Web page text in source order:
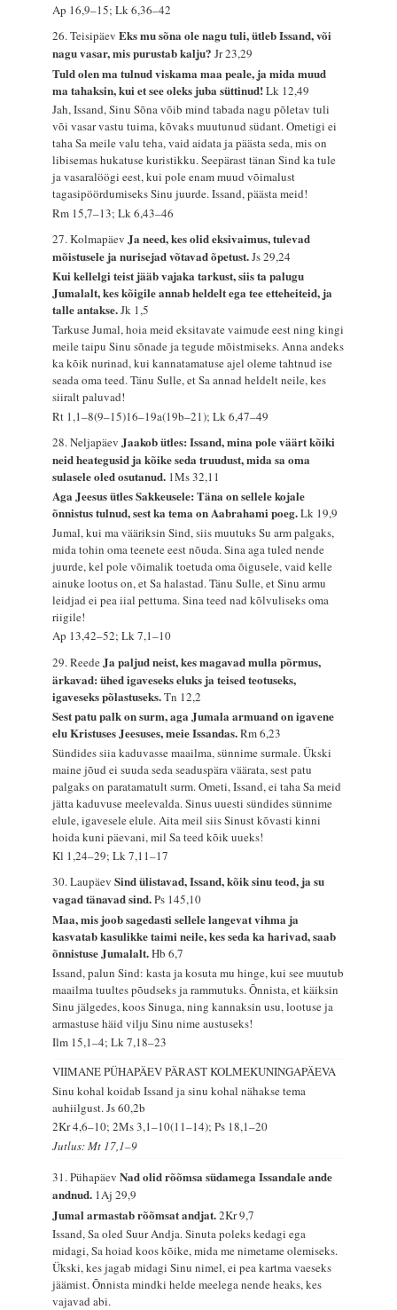
Ap 16,9–15; Lk 6,36–42
26. TeisipäevEks mu sõna ole nagu tuli, ütleb Issand, või
nagu vasar, mis purustab kalju?Jr 23,29
Tuld olen ma tulnud viskama maa peale, ja mida muud
ma tahaksin, kui et see oleks juba süttinud!Lk 12,49
Jah, Issand, Sinu Sõna võib mind tabada nagu põletav tuli
või vasar vastu tuima, kõvaks muutunud südant. Ometigi ei
taha Sa meile valu teha, vaid aidata ja päästa seda, mis on
libisemas hukatuse kuristikku. Seepärast tänan Sind ka tule
ja vasaralöögi eest, kui pole enam muud võimalust
tagasipöördumiseks Sinu juurde. Issand, päästa meid!
Rm 15,7–13; Lk 6,43–46
27. KolmapäevJa need, kes olid eksivaimus, tulevad
mõistusele ja nurisejad võtavad õpetust.Js 29,24
Kui kellelgi teist jääb vajaka tarkust, siis ta palugu
Jumalalt, kes kõigile annab heldelt ega tee etteheiteid, ja
talle antakse.Jk 1,5
Tarkuse Jumal, hoia meid eksitavate vaimude eest ning kingi
meile taipu Sinu sõnade ja tegude mõistmiseks. Anna andeks
ka kõik nurinad, kui kannatamatuse ajel oleme tahtnud ise
seada oma teed. Tänu Sulle, et Sa annad heldelt neile, kes
siiralt paluvad!
Rt 1,1–8(9–15)16–19a(19b–21); Lk 6,47–49
28. NeljapäevJaakob ütles: Issand, mina pole väärt kõiki
neid heategusid ja kõike seda truudust, mida sa oma
sulasele oled osutanud. 1Ms 32,11
Aga Jeesus ütles Sakkeusele: Täna on sellele kojale
õnnistus tulnud, sest ka tema on Aabrahami poeg.Lk 19,9
Jumal, kui ma vääriksin Sind, siis muutuks Su arm palgaks,
mida tohin oma teenete eest nõuda. Sina aga tuled nende
juurde, kel pole võimalik toetuda oma õigusele, vaid kelle
ainuke lootus on, et Sa halastad. Tänu Sulle, et Sinu armu
leidjad ei pea iial pettuma. Sina teed nad kõlvuliseks oma
riigile!
Ap 13,42–52; Lk 7,1–10
29. ReedeJa paljud neist, kes magavad mulla põrmus,
ärkavad: ühed igaveseks eluks ja teised teotuseks,
igaveseks põlastuseks.Tn 12,2
Sest patu palk on surm, aga Jumala armuand on igavene
elu Kristuses Jeesuses, meie Issandas.Rm 6,23
Sündides siia kaduvasse maailma, sünnime surmale. Ükski
maine jõud ei suuda seda seaduspära väärata, sest patu
palgaks on paratamatult surm. Ometi, Issand, ei taha Sa meid
jätta kaduvuse meelevalda. Sinus uuesti sündides sünnime
elule, igavesele elule. Aita meil siis Sinust kõvasti kinni
hoida kuni päevani, mil Sa teed kõik uueks!
Kl 1,24–29; Lk 7,11–17
30. LaupäevSind ülistavad, Issand, kõik sinu teod, ja su
vagad tänavad sind.Ps 145,10
Maa, mis joob sagedasti sellele langevat vihma ja
kasvatab kasulikke taimi neile, kes seda ka harivad, saab
õnnistuse Jumalalt.Hb 6,7
Issand, palun Sind: kasta ja kosuta mu hinge, kui see muutub
maailma tuultes põudseks ja rammutuks. Õnnista, et käiksin
Sinu jälgedes, koos Sinuga, ning kannaksin usu, lootuse ja
armastuse häid vilju Sinu nime austuseks!
Ilm 15,1–4; Lk 7,18–23
VIIMANE PÜHAPÄEV PÄRAST KOLMEKUNINGAPÄEVA
Sinu kohal koidab Issand ja sinu kohal nähakse tema
auhiilgust.Js 60,2b
2Kr 4,6–10; 2Ms 3,1–10(11–14); Ps 18,1–20
Jutlus: Mt 17,1–9
31. PühapäevNad olid rõõmsa südamega Issandale ande
andnud. 1Aj 29,9
Jumal armastab rõõmsat andjat.2Kr 9,7
Issand, Sa oled Suur Andja. Sinuta poleks kedagi ega
midagi, Sa hoiad koos kõike, mida me nimetame olemiseks.
Ükski, kes jagab midagi Sinu nimel, ei pea kartma vaeseks
jäämist. Õnnista mindki helde meelega nende heaks, kes
vajavad abi.